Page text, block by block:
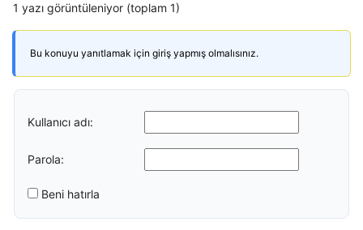
1 yazı görüntüleniyor (toplam 1)
Bu konuyu yanıtlamak için giriş yapmış olmalısınız.
Kullanıcı adı:
Parola:
Beni hatırla